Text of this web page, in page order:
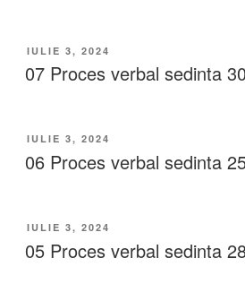
IULIE 3, 2024
07 Proces verbal sedinta
IULIE 3, 2024
06 Proces verbal sedinta
IULIE 3, 2024
05 Proces verbal sedinta